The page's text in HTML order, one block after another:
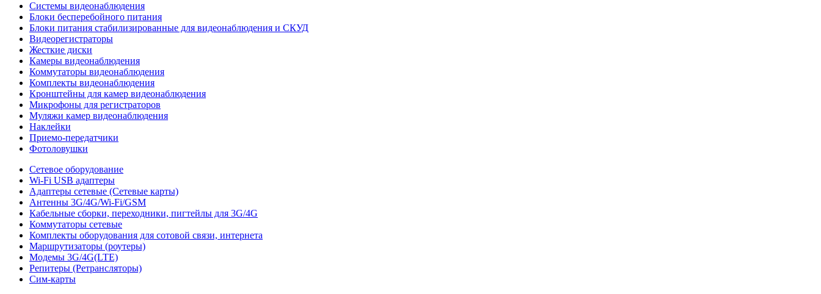
Системы видеонаблюдения
Блоки бесперебойного питания
Блоки питания стабилизированные для видеонаблюдения и СКУД
Видеорегистраторы
Жесткие диски
Камеры видеонаблюдения
Коммутаторы видеонаблюдения
Комплекты видеонаблюдения
Кронштейны для камер видеонаблюдения
Микрофоны для регистраторов
Муляжи камер видеонаблюдения
Наклейки
Приемо-передатчики
Фотоловушки
Сетевое оборудование
Wi-Fi USB адаптеры
Адаптеры сетевые (Сетевые карты)
Антенны 3G/4G/Wi-Fi/GSM
Кабельные сборки, переходники, пигтейлы для 3G/4G
Коммутаторы сетевые
Комплекты оборудования для сотовой связи, интернета
Маршрутизаторы (роутеры)
Модемы 3G/4G(LTE)
Репитеры (Ретрансляторы)
Сим-карты